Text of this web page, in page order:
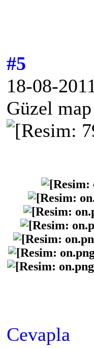
#5
18-08-
Güzel map
Cevapla